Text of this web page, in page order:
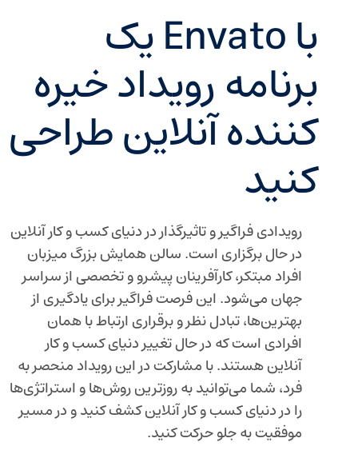
با Envato یک
برنامه رویداد خیره
کننده آنلاین طراحی
کنید
رویدادی فراگیر و تاثیرگذار در دنیای کسب و کار آنلاین
در حال برگزاری است. سالن همایش بزرگ میزبان
افراد مبتکر، کارآفرینان پیشرو و تخصصی از سراسر
جهان می‌شود. این فرصت فراگیر برای یادگیری از
بهترین‌ها، تبادل نظر و برقراری ارتباط با همان
افرادی است که در حال تغییر دنیای کسب و کار
آنلاین هستند. با مشارکت در این رویداد منحصر به
فرد، شما می‌توانید به روزترین روش‌ها و استراتژی‌ها
را در دنیای کسب و کار آنلاین کشف کنید و در مسیر
موفقیت به جلو حرکت کنید.